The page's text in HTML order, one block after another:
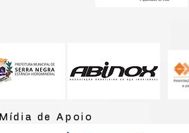
Mídia de Apoio